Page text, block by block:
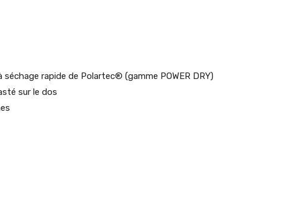
rapide de Polartec® (gamme POWER DRY)
sur le dos